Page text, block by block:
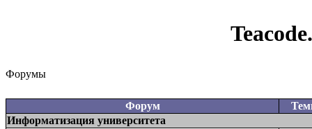
Форумы
Форум
Информатизация университета